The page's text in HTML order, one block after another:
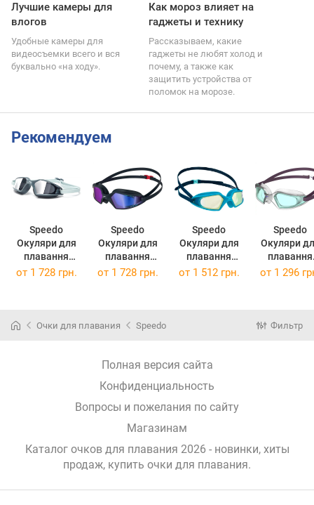
Лучшие камеры для
влогов
Удобные камеры для
видеосъемки всего и вся
буквально «на ходу».
Как мороз влияет на
гаджеты и технику
Рассказываем, какие
гаджеты не любят холод и
почему, а также как
защитить устройства от
поломок на морозе.
Рекомендуем
Speedo
Окуляри для
плавання
Hydropulse
Speedo
Окуляри для
плавання
Hydropulse
(8-12267D646)
Speedo
Окуляри для
плавання
HYDROPULSE
Speedo
Окуляри
плавання
от 1 728 грн. от 1 728 грн. от 1 512 грн. от 1 296
Очки для плавания Speedo Фильтр
Полная версия сайта
Конфиденциальность
Вопросы и пожелания по сайту
Магазинам
Каталог очков для плавания 2026 - новинки, хиты
продаж, купить очки для плавания.